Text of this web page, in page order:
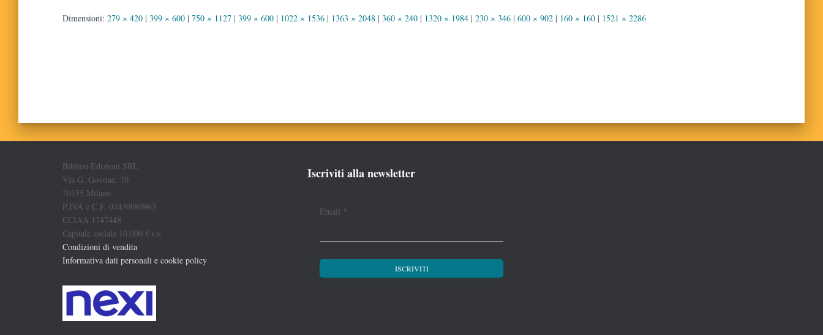
Dimensioni: 279 × 420 | 399 × 600 | 750 × 1127 | 399 × 600 | 1022 × 1536 | 1363 × 2048 | 360 × 240 | 1320 × 1984 | 230 × 346 | 600 × 902 | 160 × 160 | 1521 × 2286
Biblion Edizioni SRL
Via G. Govone, 70
20155 Milano
P.IVA e C.F. 04430980963
CCIAA 1747448
Capitale sociale 10.000 € i.v.
Condizioni di vendita
Informativa dati personali e cookie policy
Iscriviti alla newsletter
Email *